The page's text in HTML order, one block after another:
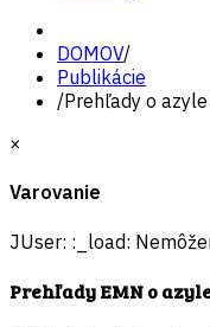
DOMOV/
Publikácie
/Prehľady o
×
Varovanie
JUser: :_load:
Prehľady EMN o